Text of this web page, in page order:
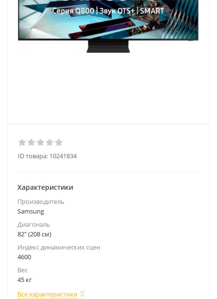
ID товара: 10241834
Характеристики
Производитель
Samsung
Диагональ
82" (208 см)
Индекс динамических сцен
4600
Вес
45 кг
Все характеристики